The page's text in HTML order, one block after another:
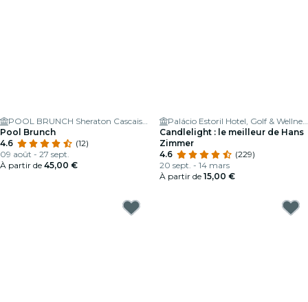
POOL BRUNCH Sheraton Cascais Resort
Pool Brunch
4.6
(12)
09 août - 27 sept.
À partir de 45,00 €
Palácio Estoril Hotel, Golf & Wellness
Candlelight : le meilleur de Hans
Zimmer
4.6
(229)
20 sept. - 14 mars
À partir de 15,00 €